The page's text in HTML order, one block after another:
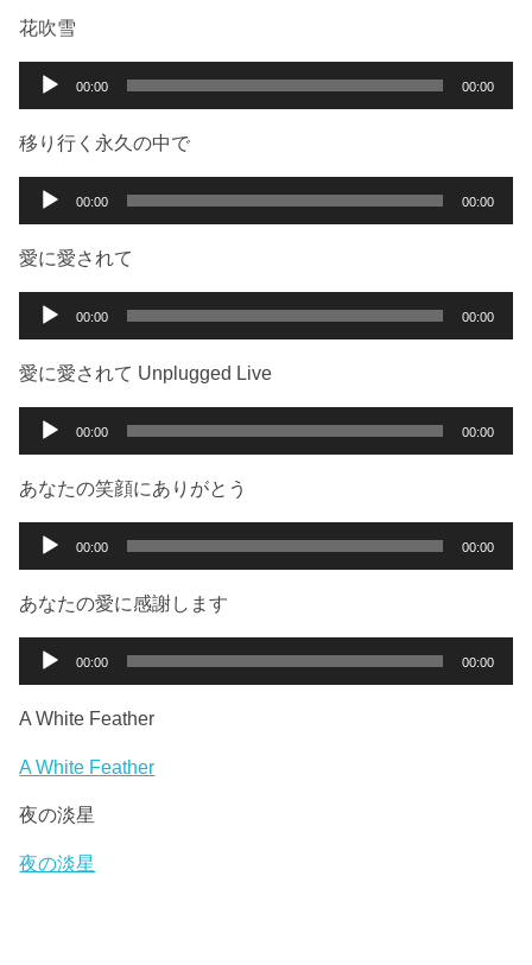
ー
プ
ー
花吹雪
プ
ー
00:00 00:00
移り行く永久の中で
プ
ー
00:00 00:00
愛に愛されて
プ
ー
00:00 00:00
愛に愛されて Unplugged Live
音
プ
レ
ー
00:00 00:00
あなたの笑顔にありがとう
音
プ
00:00 00:00
あなたの愛に感謝します
音
ー
00:00 00:00
A White Feather
A White Feather
夜の淡星
夜の淡星